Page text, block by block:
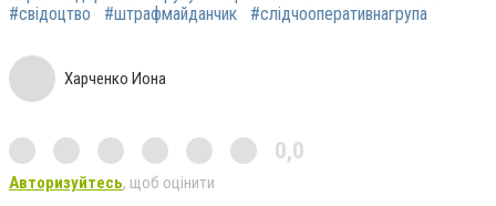
#свідоцтво
#штрафмайданчик #слідчооперативнагрупа
Харченко Иона
0,0
Авторизуйтесь, щоб оцінити